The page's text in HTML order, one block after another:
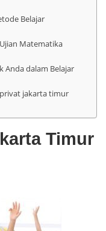
Belajar
Matematika
Anda dalam Belajar
privat jakarta timur
Timur